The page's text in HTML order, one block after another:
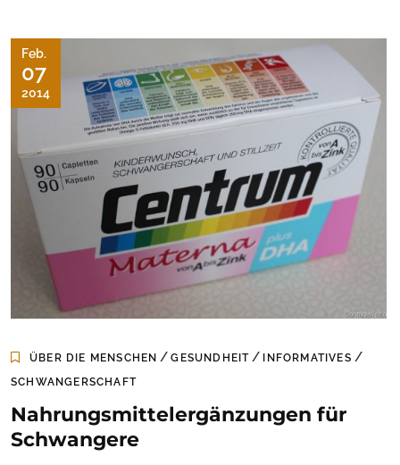
Feb.
07
2014
ÜBER DIE MENSCHEN /GESUNDHEIT / INFORMATIVES /
SCHWANGERSCHAFT
Nahrungsmittelergänzungen für
Schwangere